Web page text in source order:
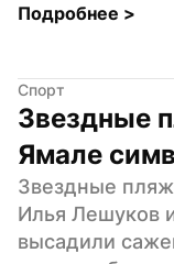
Подробнее >
Спорт
Звездные
Ямале
Звездные
Илья Лешуков
высадили